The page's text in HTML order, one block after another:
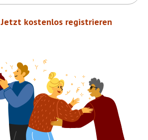
Jetzt kostenlos registrieren